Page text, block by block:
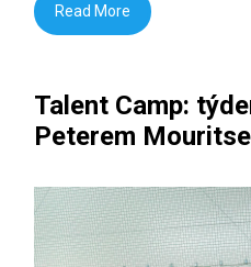
Read More
Talent Camp:
Peterem